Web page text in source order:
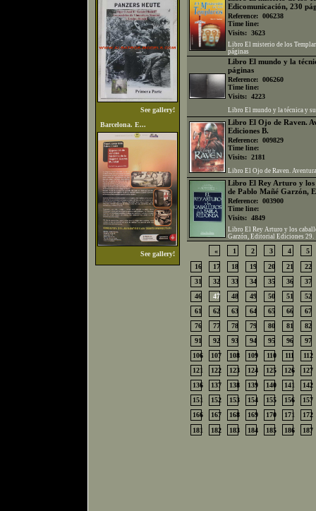
See gallery!
Barcelona. E...
See gallery!
Edicomunicación, 230
Reference: 006238
Time line:
Visits: 3623
Libro El misterio de los
páginas
Libro El mundo y la
páginas
Reference: 006260
Time line:
Visits: 4223
Libro El mundo y la técnica y
Libro El Ojo de Raven.
Ediciones B.
Reference: 009829
Time line:
Visits: 2181
Libro El Ojo de Raven.
Libro El Rey Arturo y los
de Pablo Mañé Garzón,
Reference: 003900
Time line:
Visits: 4849
Libro El Rey Arturo y los
Garzón, Editorial Ediciones 29.
« 1 2 3 4
5
16
17 18 19 20 21
22
31
32 33 34 35 36
37
46
47 48 49 50 51
52
61
62 63 64 65 66
67
76
77 78 79 80 81
82
91
92 93 94 95 96
97
106
107 108 109 110 111
112
121
122 123 124 125 126
127
136
137 138 139 140 141
142
151
152 153 154 155 156
157
166
167 168 169 170 171
172
181
182 183 184 185 186 187